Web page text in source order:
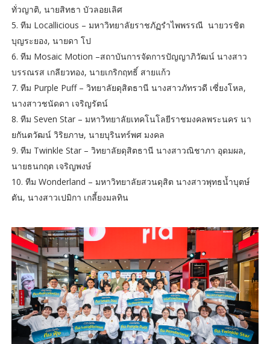
ทั่วญาติ, นายสิทธา บัวลอยเลิศ
5. ทีม Locallicious – มหาวิทยาลัยราชภัฏรำไพพรรณี นายวรชิต
บุญระยอง, นายดา โป
6. ทีม Mosaic Motion –สถาบันการจัดการปัญญาภิวัฒน์ นางสาว
บรรณรส เกลียวทอง, นายเกริกฤทธิ์ สายแก้ว
7. ทีม Purple Puff – วิทยาลัยดุสิตธานี นางสาวภัทรวดี เซี่ยงโหล,
นางสาวชนัดดา เจริญรัตน์
8. ทีม Seven Star – มหาวิทยาลัยเทคโนโลยีราชมงคลพระนคร นา
ยกันตวัฒน์ วิริยภาษ, นายบุรินทร์พศ มงคล
9. ทีม Twinkle Star – วิทยาลัยดุสิตธานี นางสาวณิชาภา อุดมผล,
นายธนกฤต เจริญพงษ์
10. ทีม Wonderland – มหาวิทยาลัยสวนดุสิต นางสาวพุทธน้ำบุตษ์
ตัน, นางสาวเปมิกา เกลี้ยงมลทิน